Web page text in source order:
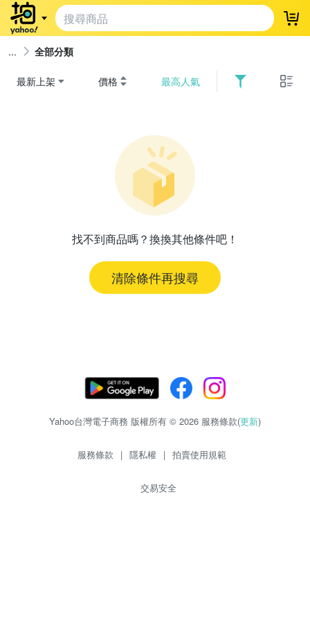
登
全部分類
最新上架 價格 最高人氣
找不到商品嗎？換換其他條件吧！
清除條件再搜尋
Yahoo台灣電子商務 版權所有 © 2026 服務條款(更新)
服務條款 | 隱私權 | 拍賣使用規範
交易安全